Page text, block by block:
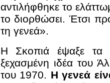
αντιλήφθηκε το
το διορθώσει. Έτσι
τη γενεά».
Η Σκοπιά έψαξε τα
ξεχασμένη ιδέα του
του 1970. Η γενεά